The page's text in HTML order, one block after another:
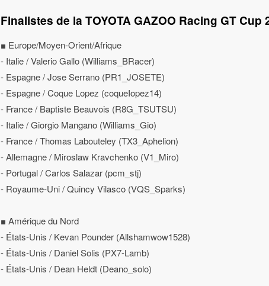
Finalistes de la TOYOTA GAZOO Racing GT Cup
■ Europe/Moyen-Orient/Afrique
- Italie / Valerio Gallo (Williams_BRacer)
- Espagne / Jose Serrano (PR1_JOSETE)
- Espagne / Coque Lopez (coqueIopez14)
- France / Baptiste Beauvois (R8G_TSUTSU)
- Italie / Giorgio Mangano (Williams_Gio)
- France / Thomas Labouteley (TX3_Aphelion)
- Allemagne / Miroslaw Kravchenko (V1_Miro)
- Portugal / Carlos Salazar (pcm_stj)
- Royaume-Uni / Quincy Vilasco (VQS_Sparks)
■ Amérique du Nord
- États-Unis / Kevan Pounder (Allshamwow1528)
- États-Unis / Daniel Solis (PX7-Lamb)
- États-Unis / Dean Heldt (Deano_solo)